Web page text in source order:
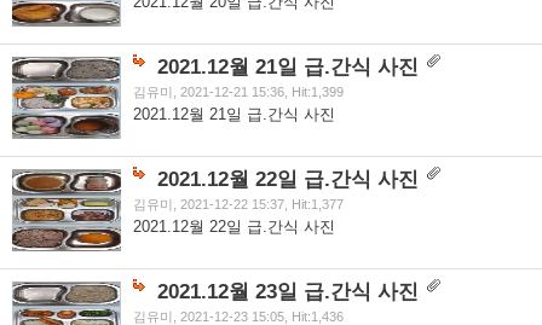
2021.12월 21일 급.간식 사진
김유미, 2021-12-21 15:36, Hit:1,399
2021.12월 21일 급.간식 사진
2021.12월 22일 급.간식 사진
김유미, 2021-12-22 15:37, Hit:1,377
2021.12월 22일 급.간식 사진
2021.12월 23일 급.간식 사진
김유미, 2021-12-23 15:05, Hit:1,436